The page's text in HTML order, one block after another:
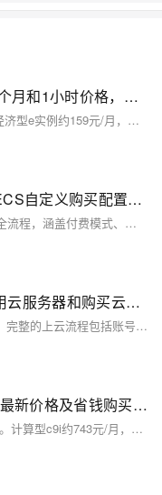
阿里云4核8g服务器多少钱一年？1个月和1小时价格，省钱购买方法分享
阿里云4核8G服务器价格因实例类型而异，经济型e实例约159元/月，计算型c9i约371元/月，按小时计费最低0.45元。实际购买享折扣，1年最高可省至1578元，附主流ECS实例及CPU型号参考。
超详细的阿里云服务器购买流程，ECS自定义购买配置教程
本文详细图解阿里云ECS服务器自定义购买全流程，涵盖付费模式、地域选择、网络配置、实例规格、镜像、存储、安全组及登录设置等核心步骤，助您轻松掌握专业级云服务器搭建方法。
阿里云账号注册、领取优惠券、试用云服务器和购买云服务器教程参考
对于还未使用阿里云任何云产品的用户来说，完整的上云流程包括账号注册并完成实名认证，然后才是试用或者购买云服务器，有的新手用户对这一流程还不是很清楚。本文为大家介绍新手用户从注册阿里云账号，完成实名认证，然后领取阿里云优惠券，并试用云服务器和购买云服务器的全部流程，适合初次购买和试用阿里云服务器的新手用户参考。
阿里云8核16G云服务器收费标准：最新价格及省钱购买方法整理
阿里云8核16G云服务器价格因实例类型而异。计算型c9i约743元/月，一年6450元（7折）；通用算力型u1约673元/月，一年仅需4225元（5.1折）。实际价格享时长折扣，详情见ECS官网。